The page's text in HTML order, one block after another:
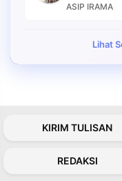
ASIP IRAMA
Lihat
KIRIM TULISAN
REDAKSI